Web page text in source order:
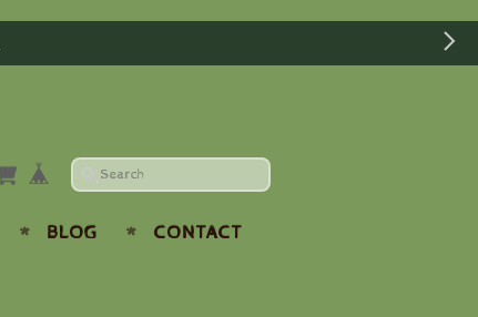
BLOG CONTACT